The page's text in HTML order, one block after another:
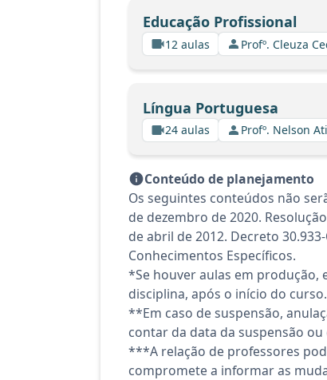
Educação Profissional
12 aulas Profº. Cleuza
Língua Portuguesa
24 aulas Profº. Nelson
Conteúdo de planejamento
Os seguintes conteúdos não
de dezembro de 2020.
de abril de 2012. Decreto
Conhecimentos Específicos.
*Se houver aulas em produção,
disciplina, após o início do curso.
**Em caso de suspensão,
contar da data da suspensão
***A relação de professores
compromete a informar as